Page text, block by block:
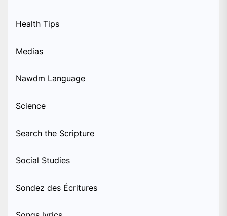
Health Tips
Medias
Nawdm Language
Science
Search the Scripture
Social Studies
Sondez des Écritures